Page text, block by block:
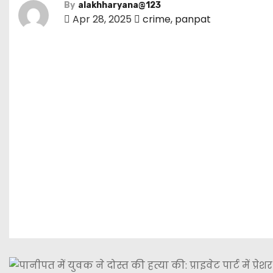
By alakhharyana@123
Apr 28, 2025 crime, panpat